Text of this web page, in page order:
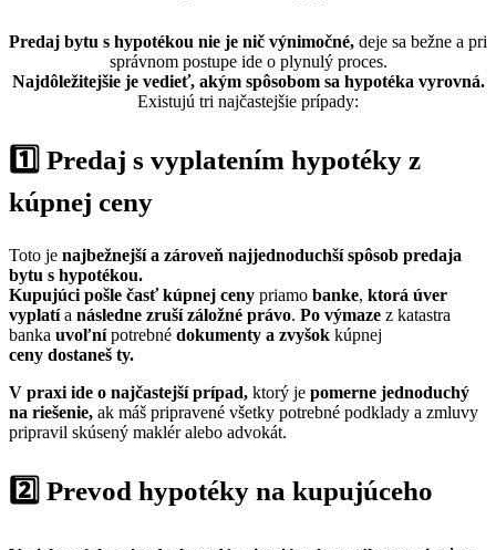
Predaj bytu s hypotékou nie je nič výnimočné, deje sa bežne a pri
správnom postupe ide o plynulý proces.
Najdôležitejšie je vedieť, akým spôsobom sa hypotéka vyrovná.
Existujú tri najčastejšie prípady:
1️⃣ Predaj s vyplatením hypotéky z
kúpnej ceny
Toto je najbežnejší a zároveň najjednoduchší spôsob predaja
bytu s hypotékou.
Kupujúci pošle časť kúpnej ceny priamo banke, ktorá úver
vyplatía následne zruší záložné právo. Po výmaze z katastra
banka uvoľnípotrebné dokumenty a zvyšok kúpnej
ceny dostaneš ty.
V praxi ide o najčastejší prípad, ktorý je pomerne jednoduchý
na riešenie, ak máš pripravené všetky potrebné podklady a zmluvy
pripravil skúsený maklér alebo advokát.
2️⃣ Prevod hypotéky na kupujúceho